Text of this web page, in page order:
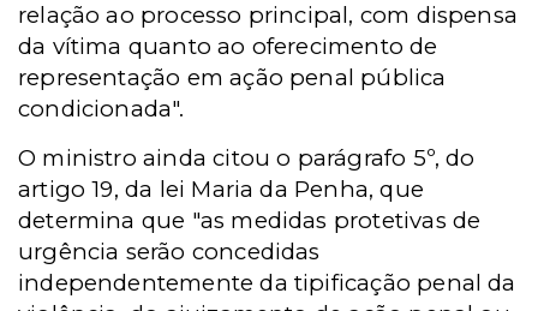
relação ao processo principal, com dispensa
da vítima quanto ao oferecimento de
representação em ação penal pública
condicionada".
O ministro ainda citou o parágrafo 5º, do
artigo 19, da lei Maria da Penha, que
determina que "as medidas protetivas de
urgência serão concedidas
independentemente da tipificação penal da